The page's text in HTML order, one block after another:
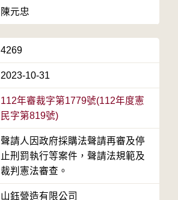
陳元忠
4269
2023-10-31
112年審裁字第1779號(112年度憲
民字第819號)
聲請人因政府採購法聲請再審及停
止刑罰執行等案件，聲請法規範及
裁判憲法審查。
山鈺營造有限公司